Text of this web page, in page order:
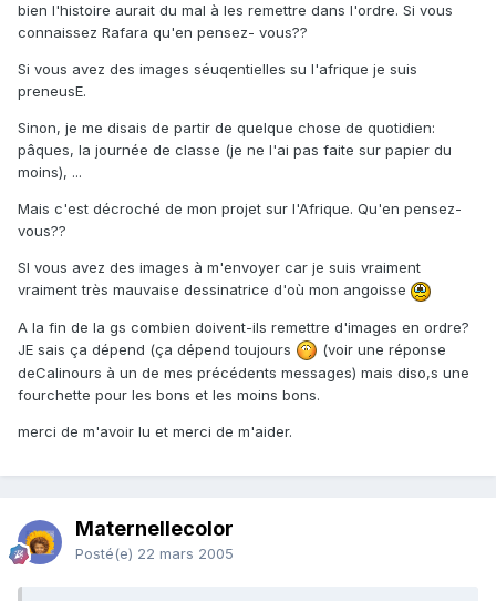
bien l'histoire aurait du mal à les remettre dans l'ordre. Si vous
connaissez Rafara qu'en pensez- vous??
Si vous avez des images séuqentielles su l'afrique je suis
preneusE.
Sinon, je me disais de partir de quelque chose de quotidien:
pâques, la journée de classe (je ne l'ai pas faite sur papier du
moins), ...
Mais c'est décroché de mon projet sur l'Afrique. Qu'en pensez-
vous??
SI vous avez des images à m'envoyer car je suis vraiment
vraiment très mauvaise dessinatrice d'où mon angoisse
A la fin de la gs combien doivent-ils remettre d'images en ordre?
JE sais ça dépend (ça dépend toujours
(voir une réponse
deCalinours à un de mes précédents messages) mais diso,s une
fourchette pour les bons et les moins bons.
merci de m'avoir lu et merci de m'aider.
Maternellecolor
Posté(e) 22 mars 2005